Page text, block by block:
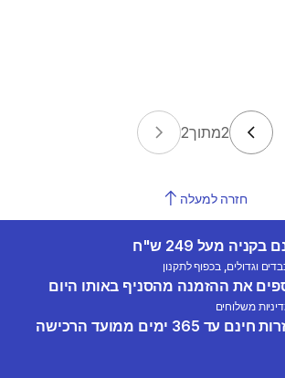
2מתוך2
חזרה למעלה
מעל 249 ש"ח
וגדולים, בכפוף לתקנון
את ההזמנה מהסניף באותו היום
משלוחים
ימים ממועד הרכישה